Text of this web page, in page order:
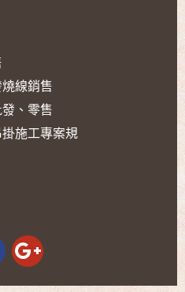
線銷售
、零售
施工專案規